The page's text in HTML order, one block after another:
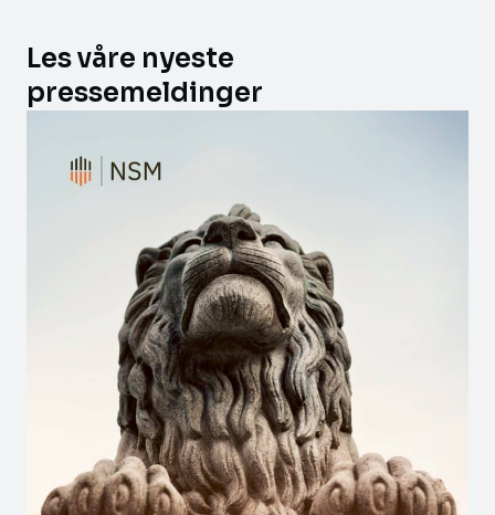
Les våre nyeste
pressemeldinger